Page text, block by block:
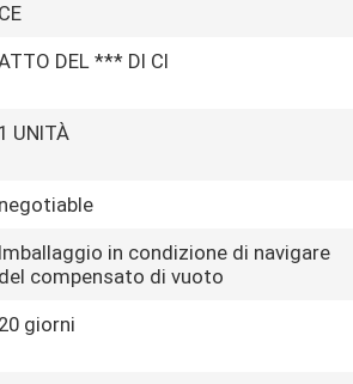
CE
DEL *** DI CI
1 UNITÀ
negotiable
Imballaggio in condizione di navigare
del compensato di vuoto
20 giorni